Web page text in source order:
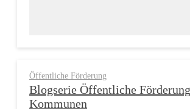
Öffentliche Förderung
Blogserie Öffentliche
Kommunen